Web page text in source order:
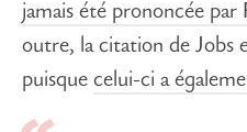
jamais été prononcée
outre, la citation de Jobs
puisque celui-ci a